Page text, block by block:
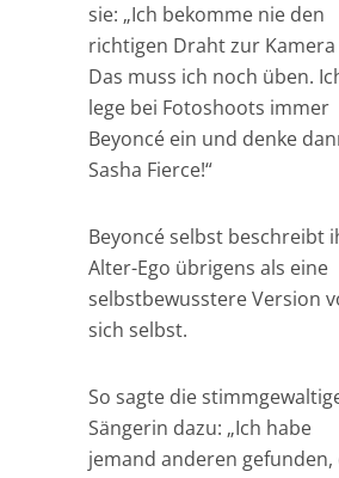
sie: „Ich bekomme nie den
richtigen Draht zur Kamera
Das muss ich noch üben.
lege bei Fotoshoots immer
Beyoncé ein und denke
Sasha Fierce!“
Beyoncé selbst beschreibt
Alter-Ego übrigens als eine
selbstbewusstere Version
sich selbst.
So sagte die
Sängerin dazu: „Ich habe
jemand anderen gefunden,